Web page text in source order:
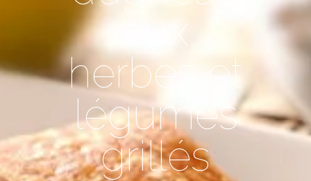
aux
herbes et
légumes
grillés